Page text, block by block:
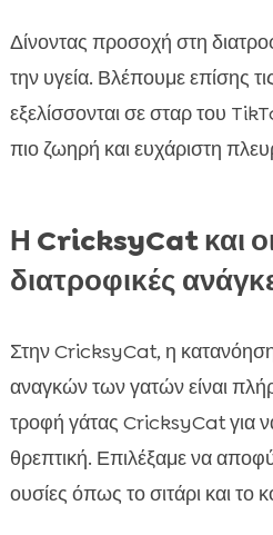
Δίνοντας προσοχή στη
την υγεία. Βλέπουμε επίσης
εξελίσσονται σε σταρ του
πιο ζωηρή και ευχάριστη
Η CricksyCat και οι
διατροφικές
Στην CricksyCat, η
αναγκών των γατών είναι
τροφή γάτας CricksyCat για
θρεπτική. Επιλέξαμε να
ουσίες όπως το σιτάρι και το